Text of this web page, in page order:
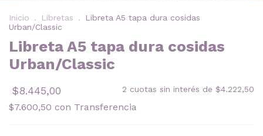
Inicio . Libretas .
Libreta A5 tapa dura cosidas
Urban/Classic
Libreta A5 tapa dura cosidas
Urban/Classic
$8.445,00 2 cuotas sin interés de $4.222,50
$7.600,50 con Transferencia